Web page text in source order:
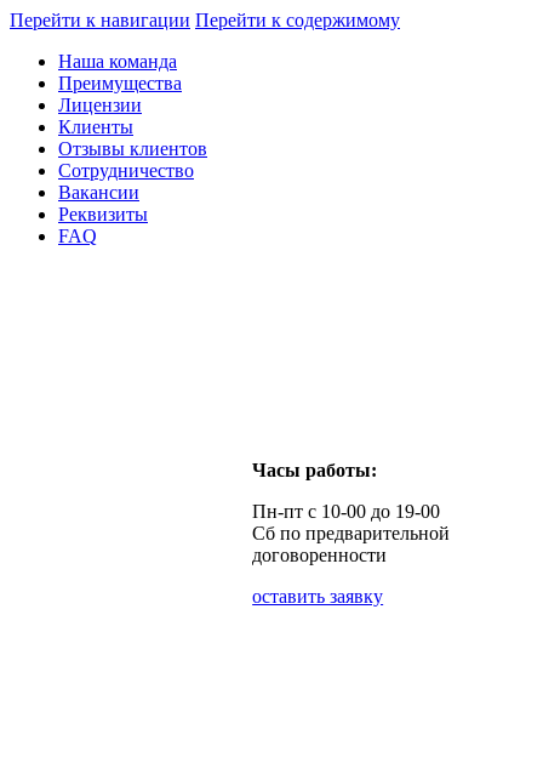
Перейти к навигации Перейти к содержимому
Наша команда
Преимущества
Лицензии
Клиенты
Отзывы клиентов
Сотрудничество
Вакансии
Реквизиты
FAQ
Часы работы:
Пн-пт с 10-00 до 19-00
Сб по предварительной
договоренности
оставить заявку